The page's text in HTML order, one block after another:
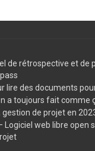
de rétrospective et de
lire des documents
a toujours fait comme
de projet en
Logiciel web libre open